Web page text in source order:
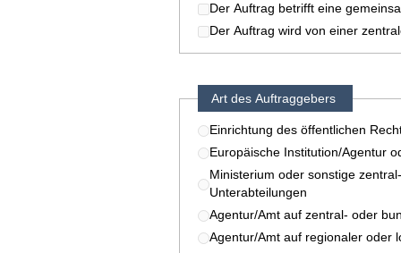
Der Auftrag betrifft eine
Der Auftrag wird von einer
Art des Auftraggebers
Einrichtung des öffentlichen
Europäische Institution/Agentur
Ministerium oder sonstige
Unterabteilungen
Agentur/Amt auf zentral- oder
Agentur/Amt auf regionaler oder